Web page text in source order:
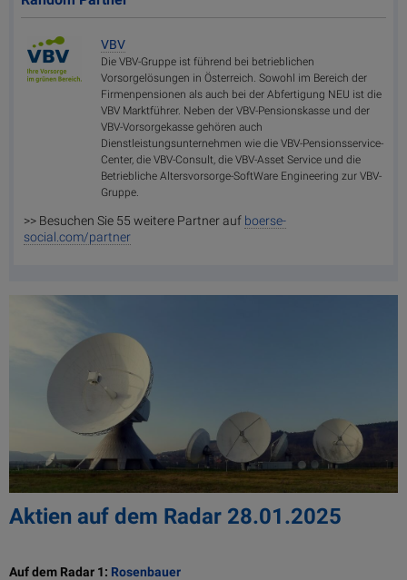
VBV
Die VBV-Gruppe ist führend bei betrieblichen
Vorsorgelösungen in Österreich. Sowohl im Bereich der
Firmenpensionen als auch bei der Abfertigung NEU ist die
VBV Marktführer. Neben der VBV-Pensionskasse und der
VBV-Vorsorgekasse gehören auch
Dienstleistungsunternehmen wie die VBV-Pensionsservice-
Center, die VBV-Consult, die VBV-Asset Service und die
Betriebliche Altersvorsorge-SoftWare Engineering zur VBV-
Gruppe.
>> Besuchen Sie 55 weitere Partner auf boerse-
social.com/partner
Aktien auf dem Radar 28.01.2025
Auf dem Radar 1: Rosenbauer